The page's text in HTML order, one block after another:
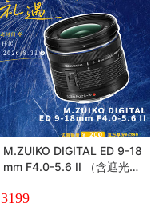
M.ZUIKO DIGITAL ED 9-18
mm F4.0-5.6 II （含遮光
装备 重量级体验
3199